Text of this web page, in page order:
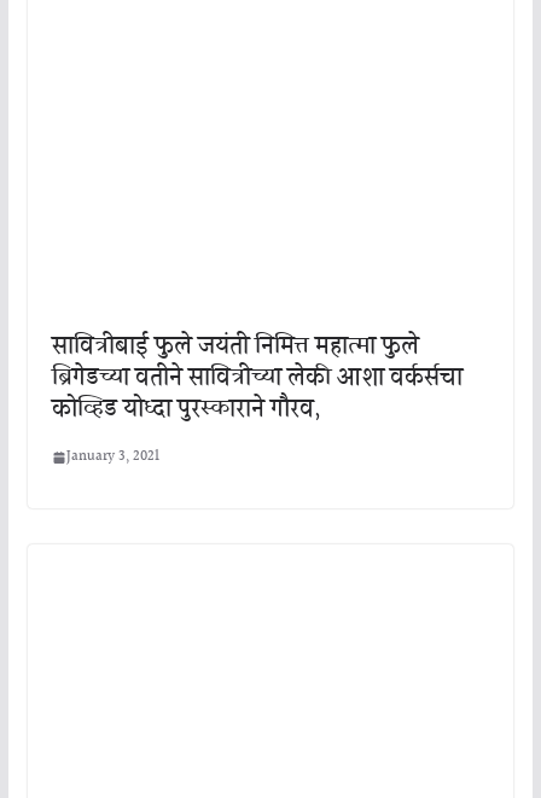
सावित्रीबाई फुले जयंती निमित्त महात्मा फुले
ब्रिगेडच्या वतीने सावित्रीच्या लेकी आशा वर्कर्सचा
कोव्हिड योध्दा पुरस्काराने गौरव,
January 3, 2021